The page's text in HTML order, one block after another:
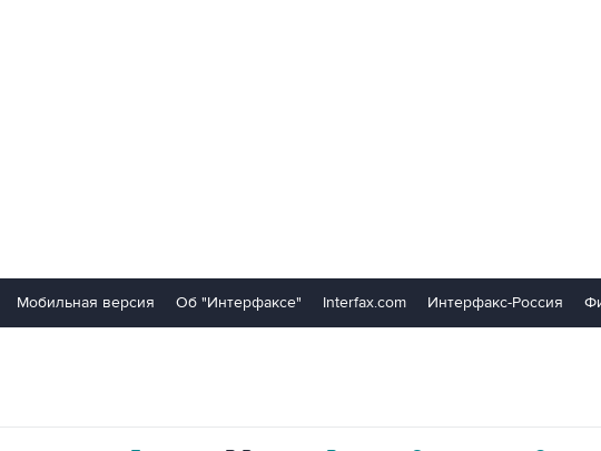
Мобильная версия Об "Интерфаксе" Interfax.com Интерфакс-Россия